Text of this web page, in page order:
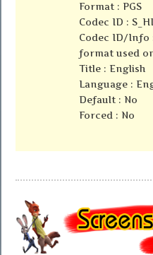
Format : PGS
Codec ID :
Codec ID/Info
format used
Title : English
Language :
Default : No
Forced : No